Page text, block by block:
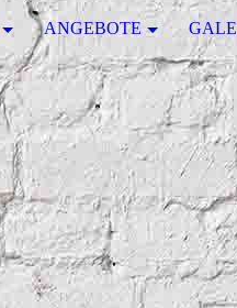
ANGEBOTE